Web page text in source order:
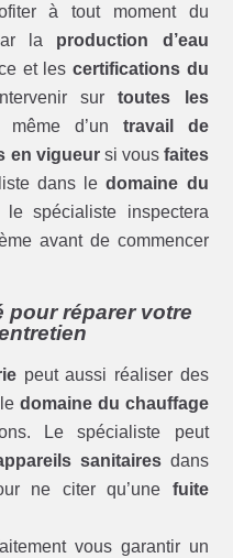
à tout moment du
la production d’eau
et les certifications du
surtoutes les
même d’un travail de
en vigueursi vous faites
dans ledomaine du
spécialiste inspectera
avant de commencer
pour réparer votre
peut aussi réaliser des
domaine du chauffage
Le spécialiste peut
sanitairesdans
ne citer qu’une fuite
vous garantir un